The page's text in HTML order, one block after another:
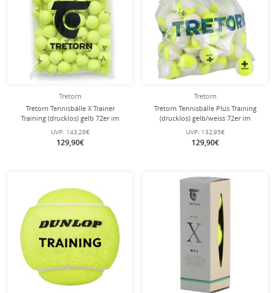
Tretorn
Tretorn Tennisbälle X Trainer
Training (drucklos) gelb 72er im
Polybag
UVP: 143,28€
129,90€
Tretorn
Tretorn Tennisbälle Plus Training
(drucklos) gelb/weiss 72er im
Polybag
UVP: 132,95€
129,90€